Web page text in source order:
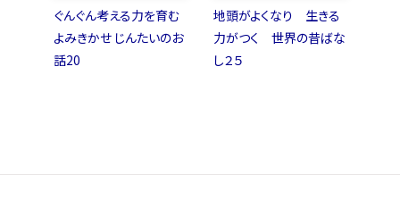
ぐんぐん考える力を育む
よみきかせ じんたいのお
話20
地頭がよくなり 生きる
力がつく 世界の昔ばな
し２５